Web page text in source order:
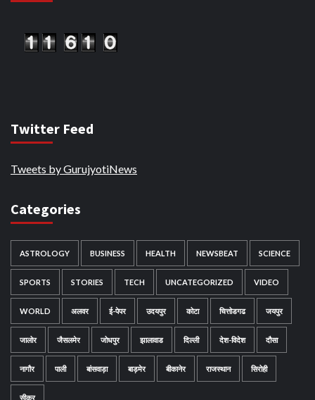
Twitter Feed
Tweets by GurujyotiNews
Categories
ASTROLOGY BUSINESS HEALTH NEWSBEAT SCIENCE
SPORTS STORIES TECH UNCATEGORIZED VIDEO
WORLD अलवर ई-पेपर उदयपुर कोटा चित्तोडगढ जयपुर
जालोर जैसलमेर जोधपुर झालावाड दिल्ली देश-विदेश दौसा
नागौर पाली बांसवाड़ा बाड़मेर बीकानेर राजस्थान सिरोही
सीकर